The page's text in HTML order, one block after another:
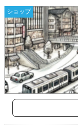
ショップ